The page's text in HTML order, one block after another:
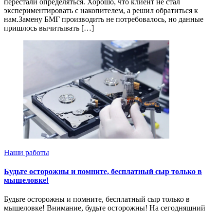
экспериментировать с накопителем, а решил обратиться к
нам.Замену БМГ производить не потребовалось, но данные
пришлось вычитывать […]
Наши работы
Будьте осторожны и помните, бесплатный сыр только в
мышеловке!
Будьте осторожны и помните, бесплатный сыр только в
мышеловке! Внимание, будьте осторожны! На сегодняшний